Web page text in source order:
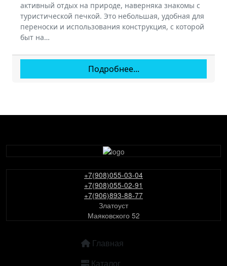
активный отдых на природе, наверняка знакомы с
туристической печкой. Это небольшая, удобная для
переноски и использования конструкция, с которой
быт на…
Подробнее...
+7(908)055-03-04
+7(908)055-02-91
+7(906)893-88-77
Златоуст
Маяковского 52
ОСНОВНАЯ НАВИГАЦИЯ
Главная
Каталог